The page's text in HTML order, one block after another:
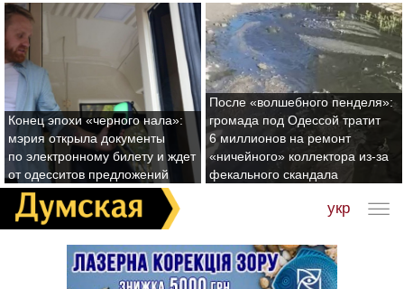
Конец эпохи «черного нала»:
мэрия открыла документы
по электронному билету и ждет
от одесситов предложений
После «волшебного пенделя»:
громада под Одессой тратит
6 миллионов на ремонт
«ничейного» коллектора из-за
фекального скандала
укр